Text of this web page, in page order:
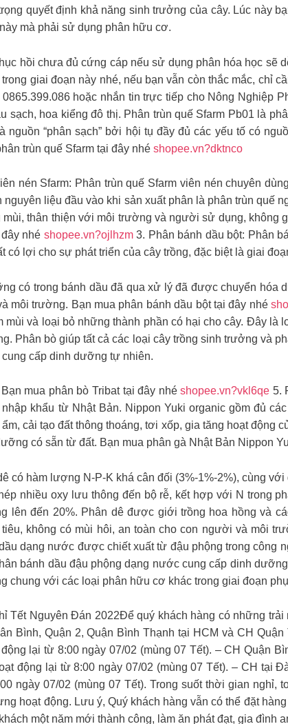
quyết định khả năng sinh trưởng của cây. Lúc này
mà phải sử dụng phân hữu cơ.
hồi chưa đủ cứng cáp nếu sử dụng phân hóa học sẽ
giai đoạn này nhé, nếu bạn vẫn còn thắc mắc, chỉ
hoặc nhắn tin trực tiếp cho Nông Nghiệp
sạch, hoa kiểng đô thị. Phân trùn quế Sfarm Pb01 là
nguồn “phân sạch” bởi hội tụ đầy đủ các yếu tố có
trùn quế Sfarm tại đây nhé shopee.vn?dktnco
nén Sfarm: Phân trùn quế Sfarm viên nén chuyên
nguyên liệu đầu vào khi sản xuất phân là phân trùn quế
thân thiện với môi trường và người sử dụng, không
nhé shopee.vn?ojlhzm3. Phân bánh dầu bột: Phân
có lợi cho sự phát triển của cây trồng, đặc biệt là giai
có trong bánh dầu đã qua xử lý đã được chuyển hóa
môi trường. Bạn mua phân bánh dầu bột tại đây nhé
mùi và loại bỏ những thành phần có hại cho cây. Đây
Phân bò giúp tất cả các loại cây trồng sinh trưởng và
cấp dinh dưỡng tự nhiên.
mua phân bò Tribat tại đây nhéshopee.vn?vkl6qe 5.
khẩu từ Nhật Bản. Nippon Yuki organic gồm đủ
cải tạo đất thông thoáng, tơi xốp, gia tăng hoạt động
có sẵn từ đất. Bạn mua phân gà Nhật Bản Nippon
có hàm lượng N-P-K khá cân đối (3%-1%-2%), cùng
nhiều oxy lưu thông đến bộ rễ, kết hợp với N trong
lên đến 20%. Phân dê được giới trồng hoa hồng và
không có mùi hôi, an toàn cho con người và môi
dạng nước được chiết xuất từ đậu phộng trong công
bánh dầu đậu phộng dạng nước cung cấp dinh
chung với các loại phân hữu cơ khác trong giai đoạn
Tết Nguyên Đán 2022Để quý khách hàng có những
Bình, Quận 2, Quận Bình Thạnh tại HCM và CH
lại từ 8:00 ngày 07/02 (mùng 07 Tết). – CH Quận
động lại từ 8:00 ngày 07/02 (mùng 07 Tết). – CH tại
ngày 07/02 (mùng 07 Tết). Trong suốt thời gian
hoạt động. Lưu ý, Quý khách hàng vẫn có thể đặt
một năm mới thành công, làm ăn phát đạt, gia